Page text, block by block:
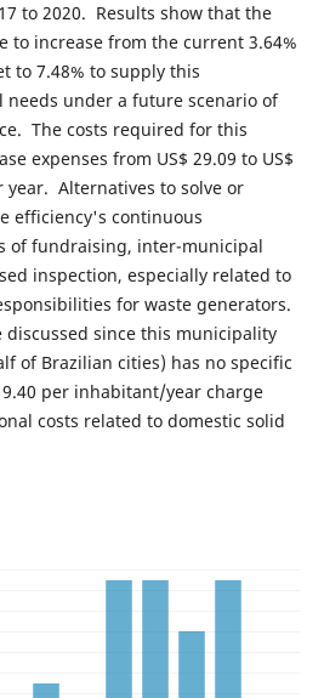
to 2020. Results show that the
to increase from the current 3.64%
to 7.48% to supply this
under a future scenario of
The costs required for this
expenses from US$ 29.09 to US$
Alternatives to solve or
efficiency's continuous
of fundraising, inter-municipal
inspection, especially related to
for waste generators.
discussed since this municipality
of Brazilian cities) has no specific
per inhabitant/year charge
costs related to domestic solid